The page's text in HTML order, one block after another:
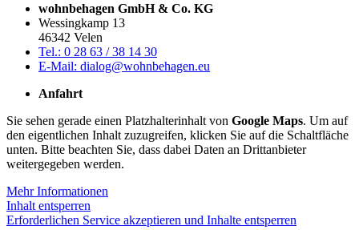
wohnbehagen GmbH & Co. KG
Wessingkamp 13
46342 Velen
Tel.: 0 28 63 / 38 14 30
E-Mail: dialog@wohnbehagen.eu
Anfahrt
Sie sehen gerade einen Platzhalterinhalt von Google Maps. Um auf
den eigentlichen Inhalt zuzugreifen, klicken Sie auf die Schaltfläche
unten. Bitte beachten Sie, dass dabei Daten an Drittanbieter
weitergegeben werden.
Mehr Informationen
Inhalt entsperren
Erforderlichen Service akzeptieren und Inhalte entsperren